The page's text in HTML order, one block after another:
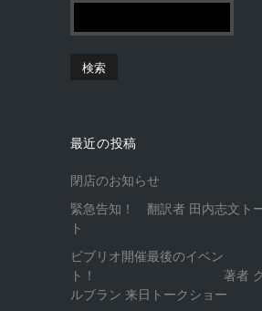
最近の投稿
閉店のお知らせ
緊急告知！ 翻訳者 田内志文ト
ト
ビブリオ開催最後のイベン
ト！ 著者 クロ
ルブラン 来日トークショー